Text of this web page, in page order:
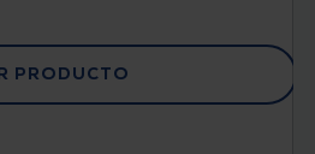
PRODUCTO